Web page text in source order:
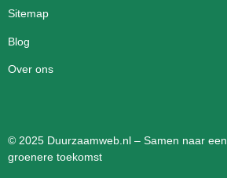
Sitemap
Blog
Over ons
© 2025 Duurzaamweb.nl – Samen naar een
groenere toekomst